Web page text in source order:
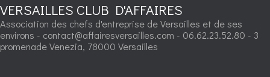
VERSAILLES CLUB D'AFFAIRES
Association des chefs d'entreprise de Versailles et de ses
environs - contact@affairesversailles.com - 06.62.23.52.80 - 3
promenade Venezia, 78000 Versailles